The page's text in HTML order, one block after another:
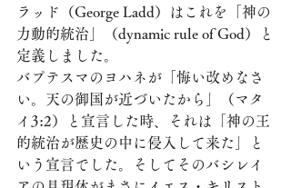
ラッド（George Ladd）はこれを「神の
力動的統治」（dynamic rule of God）と
定義しました。
バプテスマのヨハネが「悔い改めなさ
い。天の御国が近づいたから」（マタ
イ3:2）と宣言した時、それは「神の王
的統治が歴史の中に侵入して来た」と
いう宣言でした。そしてそのバシレイ